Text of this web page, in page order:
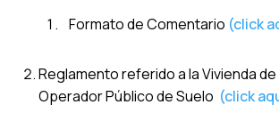
Formato de Comentario (click
Reglamento referido a la Vivienda
Operador Público de Suelo (click